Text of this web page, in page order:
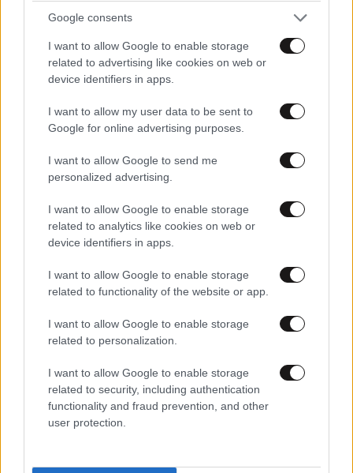
Google consents
I want to allow Google to enable storage
related to advertising like cookies on web or
device identifiers in apps.
I want to allow my user data to be sent to
Google for online advertising purposes.
I want to allow Google to send me
personalized advertising.
I want to allow Google to enable storage
related to analytics like cookies on web or
device identifiers in apps.
I want to allow Google to enable storage
related to functionality of the website or app.
I want to allow Google to enable storage
related to personalization.
I want to allow Google to enable storage
related to security, including authentication
functionality and fraud prevention, and other
user protection.